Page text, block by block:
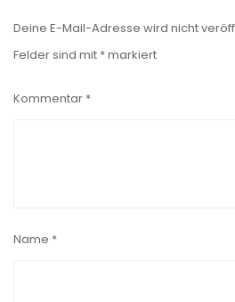
Deine E-Mail-Adresse wird nicht
Felder sind mit *markiert
Kommentar *
Name *